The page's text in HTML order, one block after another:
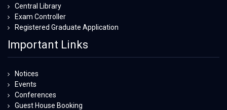
Central Library
Exam Controller
Registered Graduate Application
Important Links
Notices
Events
Conferences
Guest House Booking